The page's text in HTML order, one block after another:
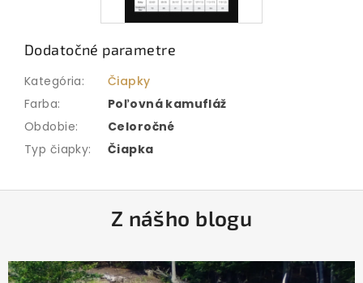
Dodatočné parametre
Kategória:
Čiapky
Farba:
Poľovná kamufláž
Obdobie:
Celoročné
Typ čiapky: Čiapka
ä
Z nášho blogu